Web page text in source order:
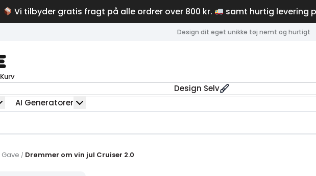
Vi tilbyder gratis fragt på alle ordrer over 800 kr. samt hurtig levering
Design dit eget unikke tøj nemt og hurtigt
Kurv
Design Selv
AI Generatorer
Gave / Drømmer om vin jul Cruiser 2.0